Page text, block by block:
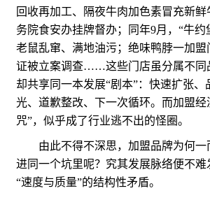
回收再加工、隔夜牛肉加色素冒充新鲜
务院食安办挂牌督办；同年9月，“牛约
老鼠乱窜、满地油污；绝味鸭脖一加盟
证被立案调查……这些门店虽分属不同
却共享同一本发展“剧本”：快速扩张
光、道歉整改、下一次循环。而加盟经
咒”，似乎成了行业逃不出的怪圈。
由此不得不深思，加盟品牌为何一
进同一个坑里呢？究其发展脉络便不
“速度与质量”的结构性矛盾。